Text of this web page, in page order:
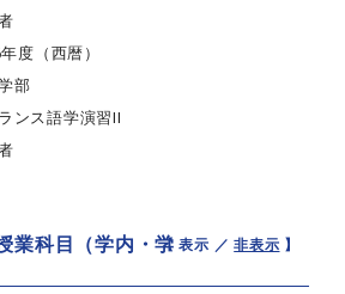
度（西暦）
部
ンス語学演習II
業科目（学内・学【 表示 ／非表示 】